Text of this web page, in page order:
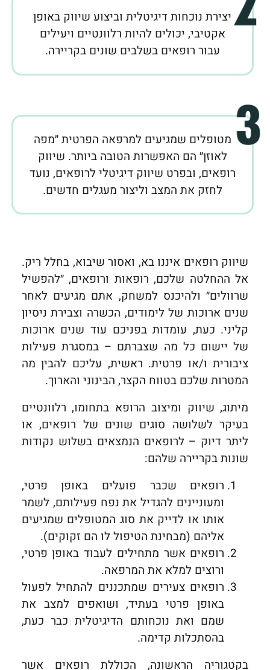
יצירת נוכחות דיגיטלית וביצוע שיווק באופן
אקטיבי, יכולים להיות רלוונטיים ויעילים
עבור רופאים בשלבים שונים בקריירה.
מטופלים שמגיעים למרפאה הפרטית ״מפה
לאוזן״ הם האפשרות הטובה ביותר. שיווק
רופאים, ובפרט שיווק דיגיטלי לרופאים, נועד
לחזק את המצב וליצור מעגלים חדשים.
שיווק רופאים איננו בא, ואסור שיבוא, בחלל ריק.
אל ההחלטה שלכם, רופאות ורופאים, ״להפשיל
שרוולים״ ולהיכנס למשחק, אתם מגיעים לאחר
שנים ארוכות של לימודים, הכשרה וצבירת ניסיון
קליני. כעת, עומדות בפניכם עוד שנים ארוכות
של יישום כל מה שצברתם – במסגרת פעילות
ציבורית ו/או פרטית. ראשית, עליכם להבין מה
המטרות שלכם בטווח הקצר, הבינוני והארוך.
מיתוג, שיווק ומיצוב הרופא בתחומו, רלוונטיים
בעיקר לשלושה סוגים שונים של רופאים, או
ליתר דיוק – לרופאים הנמצאים בשלוש נקודות
שונות בקריירה שלהם:
רופאים שכבר פועלים באופן פרטי,
ומעוניינים להגדיל את נפח פעילותם, לשמר
אותו או לדייק את סוג המטופלים שמגיעים
אליהם (מבחינת הטיפול לו הם זקוקים).
רופאים אשר מתחילים לעבוד באופן פרטי,
ורוצים למלא את המרפאה.
רופאים צעירים שמתכננים להתחיל לפעול
באופן פרטי בעתיד, ושואפים למצב את
שמם ואת נוכחותם הדיגיטלית כבר כעת,
בהסתכלות קדימה.
בקטגוריה הראשונה, הכוללת רופאים אשר